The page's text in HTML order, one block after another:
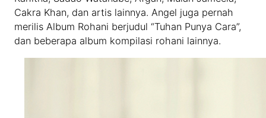
Cakra Khan, dan artis lainnya. Angel juga pernah
merilis Album Rohani berjudul “Tuhan Punya Cara”,
dan beberapa album kompilasi rohani lainnya.